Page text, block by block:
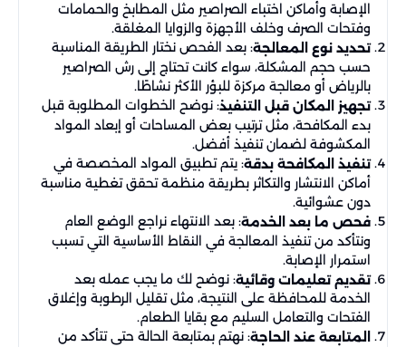
الإصابة وأماكن اختباء الصراصير مثل المطابخ والحمامات
وفتحات الصرف وخلف الأجهزة والزوايا المغلقة.
تحديد نوع المعالجة: بعد الفحص نختار الطريقة المناسبة
حسب حجم المشكلة، سواء كانت تحتاج إلى رش الصراصير
بالرياض أو معالجة مركزة للبؤر الأكثر نشاطًا.
تجهيز المكان قبل التنفيذ: نوضح الخطوات المطلوبة قبل
بدء المكافحة، مثل ترتيب بعض المساحات أو إبعاد المواد
المكشوفة لضمان تنفيذ أفضل.
تنفيذ المكافحة بدقة: يتم تطبيق المواد المخصصة في
أماكن الانتشار والتكاثر بطريقة منظمة تحقق تغطية مناسبة
دون عشوائية.
فحص ما بعد الخدمة: بعد الانتهاء نراجع الوضع العام
ونتأكد من تنفيذ المعالجة في النقاط الأساسية التي تسبب
استمرار الإصابة.
تقديم تعليمات وقائية: نوضح لك ما يجب عمله بعد
الخدمة للمحافظة على النتيجة، مثل تقليل الرطوبة وإغلاق
الفتحات والتعامل السليم مع بقايا الطعام.
المتابعة عند الحاجة: نهتم بمتابعة الحالة حتى تتأكد من